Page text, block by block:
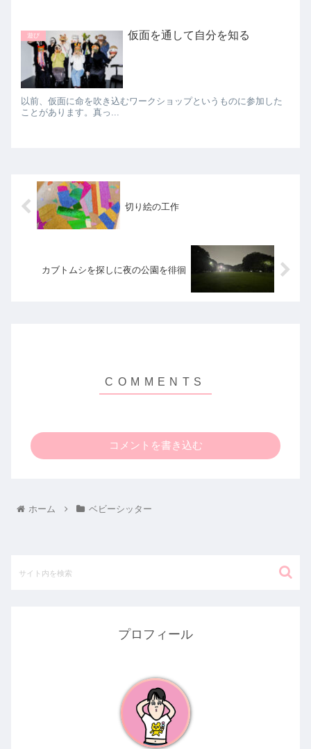
遊び 仮面を通して自分を知る
以前、仮面に命を吹き込むワークショップというものに参加した
ことがあります。真っ...
切り絵の工作
カブトムシを探しに夜の公園を徘徊
コメントを書き込む
ホーム ベビーシッター
プロフィール